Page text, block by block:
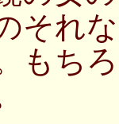
それ
もち